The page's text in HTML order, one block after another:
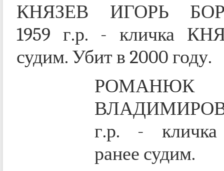
КНЯЗЕВ ИГОРЬ
1959 г.р. - кличка
судим. Убит в 2000 году.
РОМАНЮК
г.р. -
ранее судим.